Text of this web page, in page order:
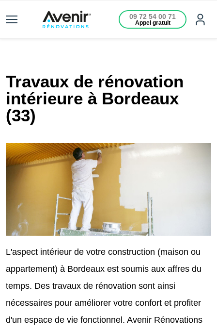
09 72 54 00 71
Appel gratuit
Travaux de rénovation
intérieure à Bordeaux
(33)
L'aspect intérieur de votre construction (maison ou
appartement) à Bordeaux est soumis aux affres du
temps. Des travaux de rénovation sont ainsi
nécessaires pour améliorer votre confort et profiter
d'un espace de vie fonctionnel. Avenir Rénovations